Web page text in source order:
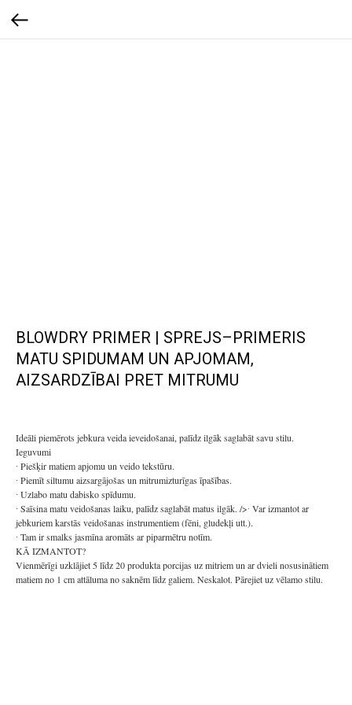
BLOWDRY PRIMER | SPREJS–PRIMERIS
MATU SPIDUMAM UN APJOMAM,
AIZSARDZĪBAI PRET MITRUMU
Ideāli piemērots jebkura veida ieveidošanai, palīdz ilgāk saglabāt savu stilu.
Ieguvumi
∙ Piešķir matiem apjomu un veido tekstūru.
∙ Piemīt siltumu aizsargājošas un mitrumizturīgas īpašības.
∙ Uzlabo matu dabisko spīdumu.
∙ Saīsina matu veidošanas laiku, palīdz saglabāt matus ilgāk. />∙ Var izmantot ar
jebkuriem karstās veidošanas instrumentiem (fēni, gludekļi utt.).
∙ Tam ir smalks jasmīna aromāts ar piparmētru notīm.
KĀ IZMANTOT?
Vienmērīgi uzklājiet 5 līdz 20 produkta porcijas uz mitriem un ar dvieli nosusinātiem
matiem no 1 cm attāluma no saknēm līdz galiem. Neskalot. Pārejiet uz vēlamo stilu.